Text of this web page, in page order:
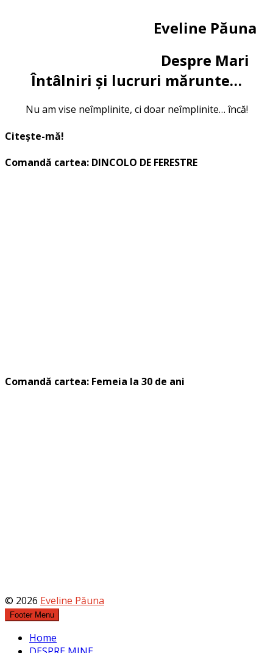
Eveline Păuna
Despre Mari
Întâlniri și lucruri mărunte…
Nu am vise neîmplinite, ci doar neîmplinite… încă!
Citește-mă!
Comandă cartea: DINCOLO DE FERESTRE
Comandă cartea: Femeia la 30 de ani
© 2026 Eveline Păuna
Footer Menu
Home